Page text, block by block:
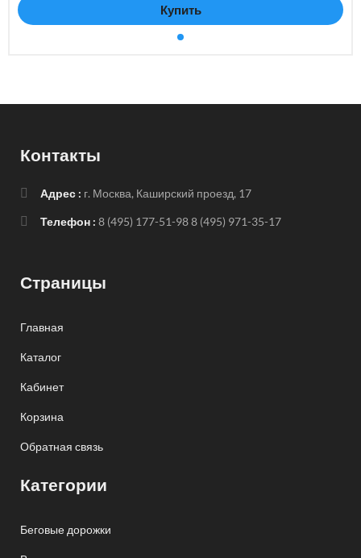
Купить
Контакты
Адрес : г. Москва, Каширский проезд, 17
Телефон : 8 (495) 177-51-988 (495) 971-35-17
Страницы
Главная
Каталог
Кабинет
Корзина
Обратная связь
Категории
Беговые дорожки